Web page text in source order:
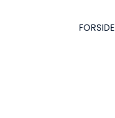
FORSIDE